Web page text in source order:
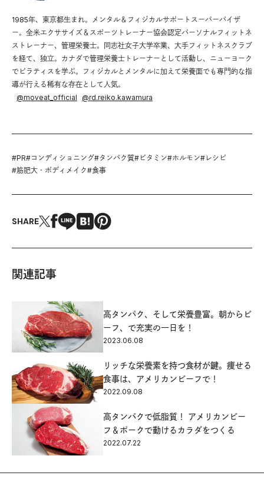
1985年、東京都生まれ。メンタル＆フィジカルサポートスーパーバイザ
ー。全米エクササイズ＆スポーツトレーナー協会認定パーソナルフィットネ
ストレーナー、管理栄養士。同志社女子大学卒業、大手フィットネスクラブ
を経て、独立。カナダで管理栄養士トレーナーとして活動し、ニューヨーク
でピラティスを学ぶ。フィジカルとメンタルに加えて栄養面でも専門的な指
導が行える稀有な存在として人気。
@moveat_official @rd.reiko.kawamura
#PR#コンディショニング#タンパク質# ビタミン#ホルモン# レシピ
#筋肥大・ボディメイク#食事
SHARE
関連記事
高タンパク、そして栄養豊富。朝からビ
ーフ、で充実の一日を！
2023.06.08
リッチな栄養素を持つ食材が鍵。痩せる
食事は、アメリカンビーフで！
2022.09.08
高タンパクで低脂質！ アメリカンビー
フ＆ポークで動けるカラダをつくる
2022.07.22